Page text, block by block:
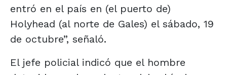
entró en el país en (el puerto de)
Holyhead (al norte de Gales) el sábado, 19
de octubre”, señaló.
El jefe policial indicó que el hombre